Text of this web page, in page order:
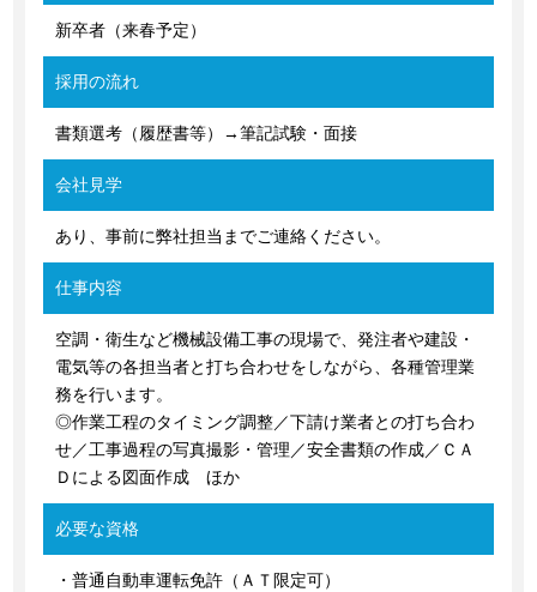
新卒者（来春予定）
採用の流れ
書類選考（履歴書等）→筆記試験・面接
会社見学
あり、事前に弊社担当までご連絡ください。
仕事内容
空調・衛生など機械設備工事の現場で、発注者や建設・
電気等の各担当者と打ち合わせをしながら、各種管理業
務を行います。
◎作業工程のタイミング調整／下請け業者との打ち合わ
せ／工事過程の写真撮影・管理／安全書類の作成／ＣＡ
Ｄによる図面作成 ほか
必要な資格
・普通自動車運転免許（ＡＴ限定可）